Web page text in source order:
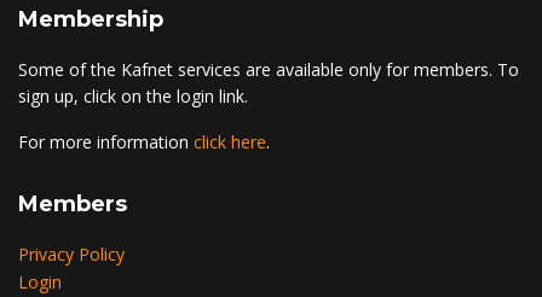
Membership
Some of the Kafnet services are available only for members. To
sign up, click on the login link.
For more information click here.
Members
Privacy Policy
Login